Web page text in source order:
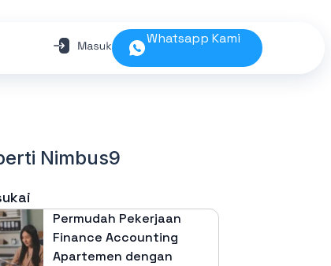
Whatsapp Kami
Nimbus9
Permudah Pekerjaan
Finance Accounting
Apartemen dengan